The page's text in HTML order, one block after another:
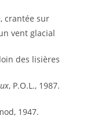
crantée sur
vent glacial
des lisières
, P.O.L., 1987.
1947.